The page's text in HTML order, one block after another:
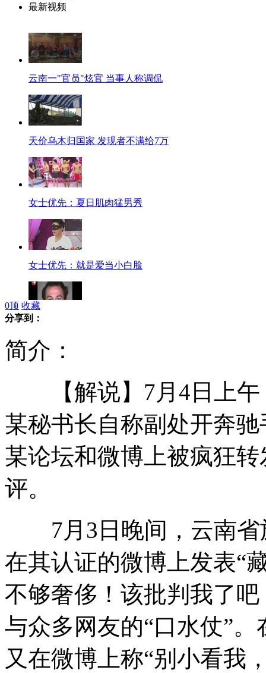
最新视频
云南一"官员"炫官 当事人称调侃
天价乌木归国家 发现者不满给7万
女士优先：夏日肌肉猛男秀
女士优先：就是爱当小白脸
F1西班牙女试车手撞车重伤
菲律宾总统称美国可派间谍机到南海
当当网男经理偷拍女厕被抓
实拍:台湾男子边开车边刷牙
0顶 收藏
分享到：
简介：
【解说】7月4日上午
某秘书长自称副处开奔
某论坛和微博上被疯狂
评。
7月3日晚间，云南省
在其认证的微博上发表“
不够奢侈！该批判我了
与众多网友的“口水仗”
又在微博上称“别小看我